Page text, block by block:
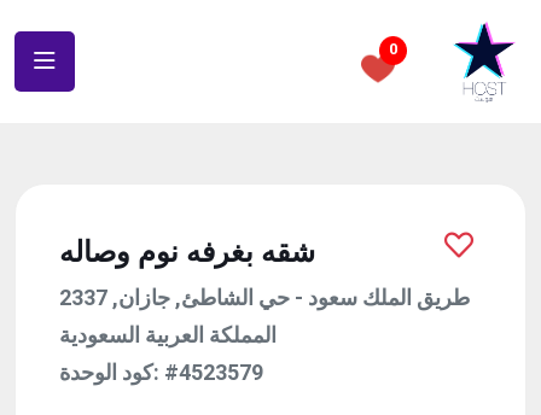
0
شقه بغرفه نوم وصاله
2337 طريق الملك سعود - حي الشاطئ, جازان,
المملكة العربية السعودية
كود الوحدة: #4523579